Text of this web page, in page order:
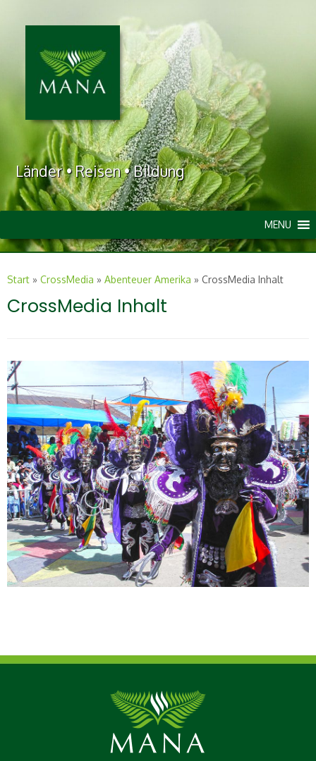
Länder • Reisen • Bildung
MENU
Start » CrossMedia » Abenteuer Amerika » CrossMedia Inhalt
CrossMedia Inhalt